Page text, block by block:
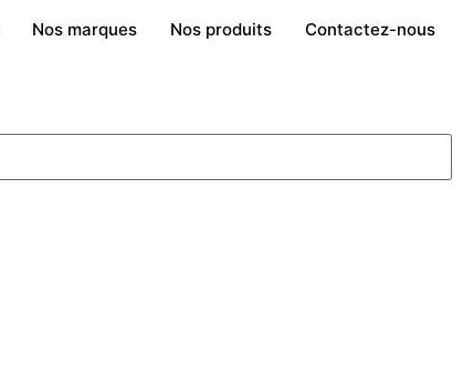
Nos marques Nos produits Contactez-nous